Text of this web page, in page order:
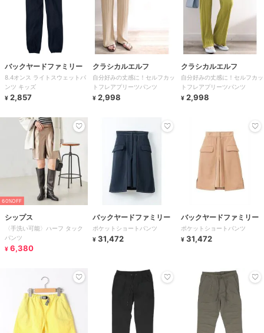
バックヤードファミリー
8.4オンス ライトスウェットパ
ンツ キッズ
¥ 2,857
クラシカルエルフ
自分好みの丈感に！セルフカッ
トフレアプリーツパンツ
¥ 2,998
クラシカルエルフ
自分好みの丈感に！セルフカッ
トフレアプリーツパンツ
¥ 2,998
60%OFF
シップス
〈手洗い可能〉ハーフ タック
パンツ
¥ 6,380
バックヤードファミリー
ポケットショートパンツ
¥ 31,472
バックヤードファミリー
ポケットショートパンツ
¥ 31,472